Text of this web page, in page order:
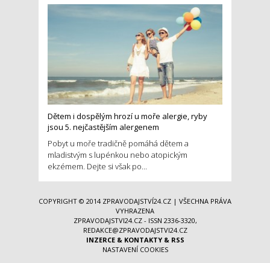
Dětem i dospělým hrozí u moře alergie, ryby
jsou 5. nejčastějším alergenem
Pobyt u moře tradičně pomáhá dětem a
mladistvým s lupénkou nebo atopickým
ekzémem. Dejte si však po...
COPYRIGHT © 2014 ZPRAVODAJSTVÍ24.CZ | VŠECHNA PRÁVA
VYHRAZENA
ZPRAVODAJSTVI24.CZ - ISSN 2336-3320,
REDAKCE@ZPRAVODAJSTVI24.CZ
INZERCE& KONTAKTY& RSS
NASTAVENÍ COOKIES